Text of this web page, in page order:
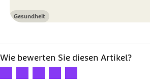
Kategorie
Gesundheit
Wie bewerten Sie diesen Artikel?
Ihre Bewertung: 1 Stern
Ihre Bewertung: 2 Sterne
Ihre Bewertung: 3 Sterne
Ihre Bewertung: 4 Sterne
Ihre Bewertung: 5 Sterne